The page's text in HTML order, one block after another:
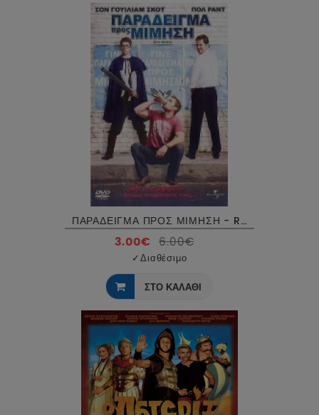
ΠΑΡΑΔΕΙΓΜΑ ΠΡΟΣ ΜΙΜΗΣΗ - ROLE MODELS DVD USED
3.00€ 6.00€
✓Διαθέσιμο
ΣΤΟ ΚΑΛΑΘΙ